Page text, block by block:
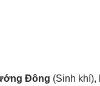
Đông (Sinh khí),